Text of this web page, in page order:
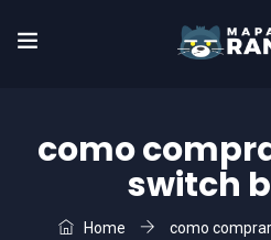
como
switch
Home como